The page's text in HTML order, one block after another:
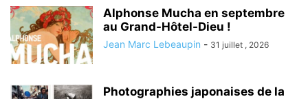
Alphonse Mucha en septembre
au Grand-Hôtel-Dieu !
Jean Marc Lebeaupin - 31 juillet , 2026
Photographies japonaises de la